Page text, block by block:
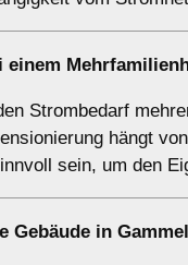
einem
Strombedarf
hängt
sein, um den
Gebäude in